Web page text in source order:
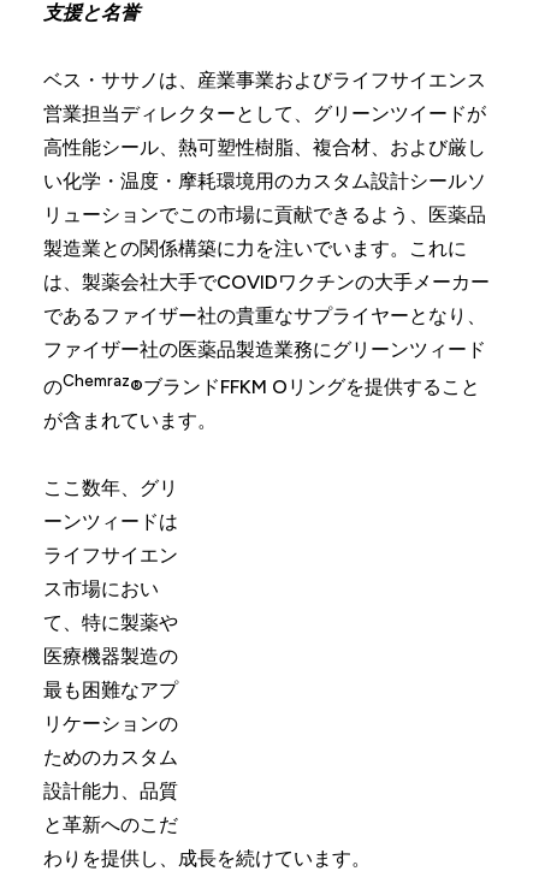
支援と名誉
ベス・ササノは、産業事業およびライフサイエンス
営業担当ディレクターとして、グリーンツイードが
高性能シール、熱可塑性樹脂、複合材、および厳し
い化学・温度・摩耗環境用のカスタム設計シールソ
リューションでこの市場に貢献できるよう、医薬品
製造業との関係構築に力を注いでいます。これに
は、製薬会社大手でCOVIDワクチンの大手メーカー
であるファイザー社の貴重なサプライヤーとなり、
ファイザー社の医薬品製造業務にグリーンツィード
のChemraz®ブランドFFKM Oリングを提供すること
が含まれています。
ここ数年、グリ
ーンツィードは
ライフサイエン
ス市場におい
て、特に製薬や
医療機器製造の
最も困難なアプ
リケーションの
ためのカスタム
設計能力、品質
と革新へのこだ
わりを提供し、成長を続けています。